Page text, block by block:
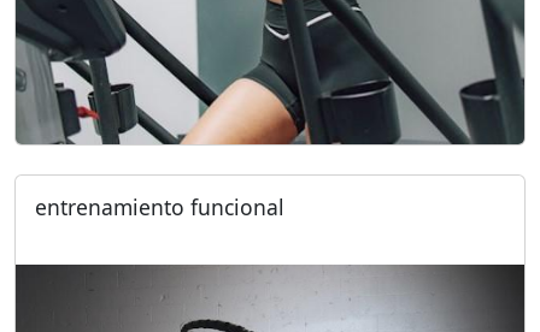
entrenamiento funcional